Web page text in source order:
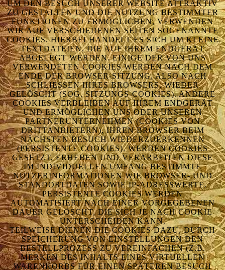
UM DEN BESUCH UNSERER WEBSITE ATTRAKTIV
ZU GESTALTEN UND DIE NUTZUNG BESTIMMTER
FUNKTIONEN ZU ERMÖGLICHEN, VERWENDEN
WIR AUF VERSCHIEDENEN SEITEN SOGENANNTE
COOKIES. HIERBEI HANDELT ES SICH UM KLEINE
TEXTDATEIEN, DIE AUF IHREM ENDGERÄT
ABGELEGT WERDEN. EINIGE DER VON UNS
VERWENDETEN COOKIES WERDEN NACH DEM
ENDE DER BROWSER-SITZUNG, ALSO NACH
SCHLIESSEN IHRES BROWSERS, WIEDER G
ELÖSCHT (SOG. SITZUNGS-COOKIES). ANDERE C
OOKIES VERBLEIBEN AUF IHREM ENDGERÄT U
ND ERMÖGLICHEN UNS ODER UNSEREN P
ARTNERUNTERNEHMEN (COOKIES VON D
RITTANBIETERN), IHREN BROWSER BEIM N
ÄCHSTEN BESUCH WIEDERZUERKENNEN (
PERSISTENTE COOKIES). WERDEN COOKIES G
ESETZT, ERHEBEN UND VERARBEITEN DIESE I
M INDIVIDUELLEN UMFANG BESTIMMTE N
UTZERINFORMATIONEN WIE BROWSER- UND S
TANDORTDATEN SOWIE IP-ADRESSWERTE. P
ERSISTENTE COOKIES WERDEN A
UTOMATISIERT NACH EINER VORGEGEBENEN D
AUER GELÖSCHT, DIE SICH JE NACH COOKIE U
NTERSCHEIDEN KANN.
TEILWEISE DIENEN DIE COOKIES DAZU, DURCH
SPEICHERUNG VON EINSTELLUNGEN DEN
BESTELLPROZESS ZU VEREINFACHEN (Z.B.
MERKEN DES INHALTS EINES VIRTUELLEN
WARENKORBS FÜR EINEN SPÄTEREN BESUCH